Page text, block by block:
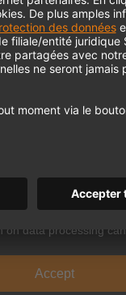
this
data processing
Accept